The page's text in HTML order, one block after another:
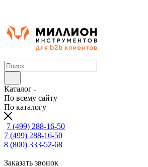
Каталог
По всему сайту
По каталогу
7 (499) 288-16-50
7 (499) 288-16-50
8 (800) 333-52-68
Заказать звонок